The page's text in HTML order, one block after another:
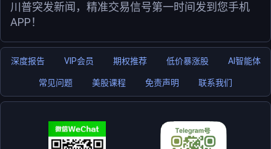
川普突发新闻，精准交易信号第一时间发到您手机
APP！
深度报告 VIP会员 期权推荐 低价暴涨股 AI智能体
常见问题 美股课程 免责声明 联系我们